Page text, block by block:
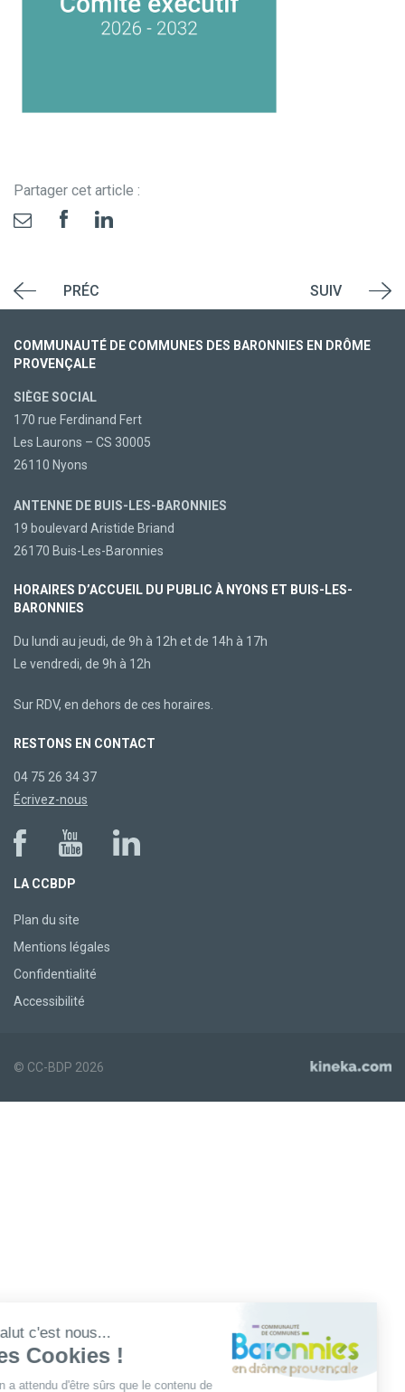
Partager cet article :
PRÉC SUIV
COMMUNAUTÉ DE COMMUNES DES BARONNIES EN DRÔME
PROVENÇALE
SIÈGE SOCIAL
170 rue Ferdinand Fert
Les Laurons – CS 30005
26110 Nyons
ANTENNE DE BUIS-LES-BARONNIES
19 boulevard Aristide Briand
26170 Buis-Les-Baronnies
HORAIRES D’ACCUEIL DU PUBLIC À NYONS ET BUIS-LES-
BARONNIES
Du lundi au jeudi, de 9h à 12h et de 14h à 17h
Le vendredi, de 9h à 12h
Sur RDV, en dehors de ces horaires.
RESTONS EN CONTACT
04 75 26 34 37
Écrivez-nous
LA CCBDP
Plan du site
Mentions légales
Confidentialité
Accessibilité
© CC-BDP 2026